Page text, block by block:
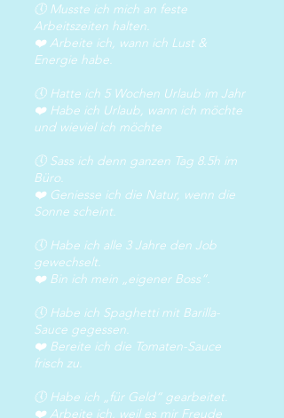
🕔 Musste ich mich an feste
Arbeitszeiten halten.
❤️ Arbeite ich, wann ich Lust &
Energie habe.
🕔 Hatte ich 5 Wochen Urlaub im Jahr
❤️ Habe ich Urlaub, wann ich möchte
und wieviel ich möchte
🕔 Sass ich denn ganzen Tag 8.5h im
Büro.
❤️ Geniesse ich die Natur, wenn die
Sonne scheint.
🕔 Habe ich alle 3 Jahre den Job
gewechselt.
❤️ Bin ich mein „eigener Boss“.
🕔 Habe ich Spaghetti mit Barilla-
Sauce gegessen.
❤️ Bereite ich die Tomaten-Sauce
frisch zu.
🕔 Habe ich „für Geld“ gearbeitet.
❤️ Arbeite ich, weil es mir Freude